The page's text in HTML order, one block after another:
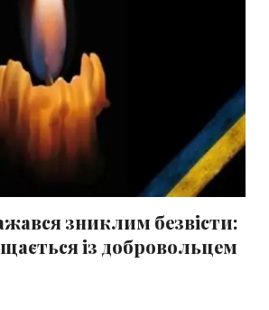
зниклим безвісти:
із добровольцем